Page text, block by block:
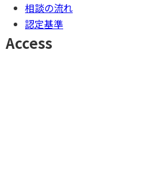
相談の流れ
認定基準
Access